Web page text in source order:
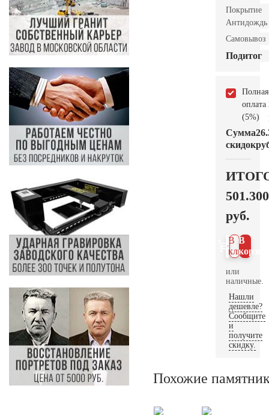
Покрытие
Антидождь
Самовывоз
Подитог
Полная
оплата
(5%)
Сумма
скидок
501.300
руб.
В
В 1
клик
или
наличные.
Нашли
дешевле?
Сообщите
и
получите
скидку.
Похожие